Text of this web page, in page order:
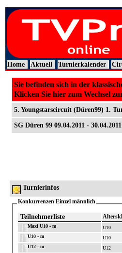
Home Aktuell Turnierkalender
Sie befinden sich in der
Klicken Sie hier zum Wechsel
5. Youngstarscircuit (Düren99) 1.
SG Düren 99 09.04.2011 - 30.04.2011
Turnierinfos
Konkurrenzen Einzel männlich
Teilnehmerliste
Maxi U10 - m U10
U10 - m
U10
U12 - m
U12